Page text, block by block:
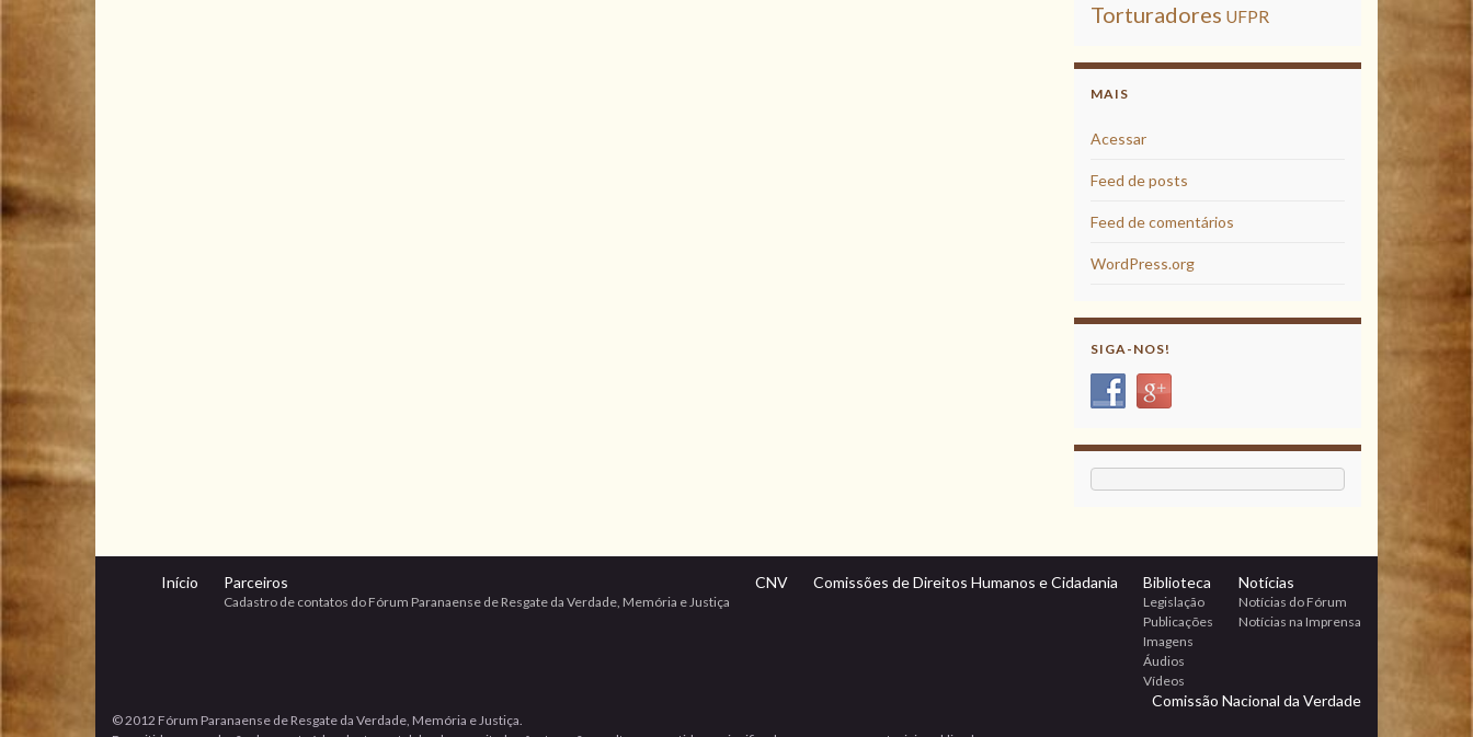
Torturadores UFPR
MAIS
Acessar
Feed de posts
Feed de comentários
WordPress.org
SIGA-NOS!
Início Parceiros
Cadastro de contatos do Fórum Paranaense de Resgate da Verdade, Memória e Justiça
CNV Comissões de Direitos Humanos e Cidadania Biblioteca
Legislação
Publicações
Imagens
Áudios
Vídeos
Notícias
Notícias do Fórum
Notícias na Imprensa
Comissão Nacional da Verdade
© 2012 Fórum Paranaense de Resgate da Verdade, Memória e Justiça.